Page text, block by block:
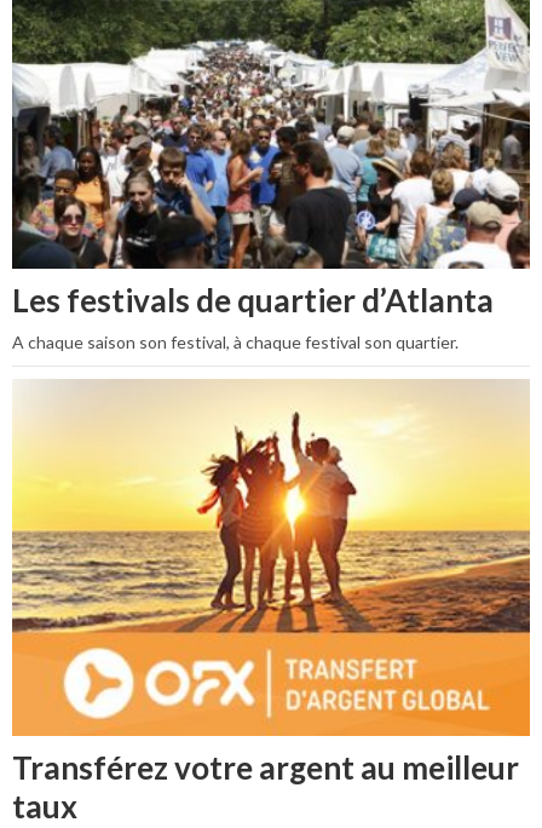
Les festivals de quartier d’Atlanta
A chaque saison son festival, à chaque festival son quartier.
Transférez votre argent au meilleur
taux